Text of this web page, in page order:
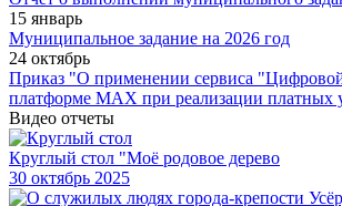
15 январь
Муниципальное задание на 2026 год
24 октябрь
Приказ "О применении сервиса
платформе МАХ при реализации платных
Видео отчеты
Круглый стол "Моё родовое дерево
30 октябрь 2025